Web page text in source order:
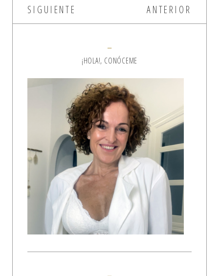
SIGUIENTE ANTERIOR
¡HOLA!, CONÓCEME